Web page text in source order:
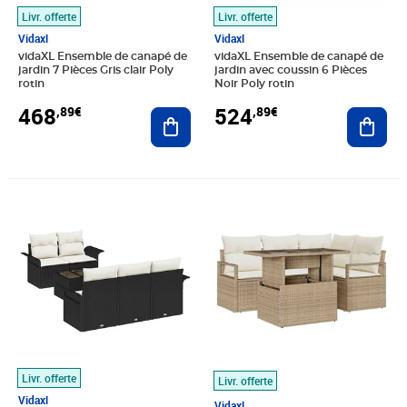
Livr. offerte
Vidaxl
vidaXL Ensemble de canapé de
jardin 7 Pièces Gris clair Poly
rotin
468,89€ Ajouter au panier
Livr. offerte
Vidaxl
vidaXL Ensemble de canapé de
jardin avec coussin 6 Pièces
Noir Poly rotin
524,89€
Livr. offerte
Vidaxl
Livr. offerte